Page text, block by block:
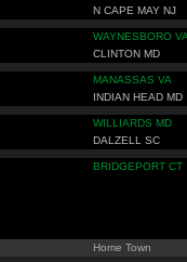
N CAPE MAY NJ
WAYNESBORO
CLINTON MD
MANASSAS VA
INDIAN HEAD MD
WILLIARDS MD
DALZELL SC
BRIDGEPORT CT
Home Town